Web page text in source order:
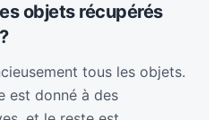
objets récupérés
tous les objets.
est donné à des